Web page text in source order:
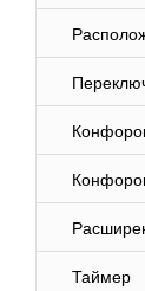
Таймер